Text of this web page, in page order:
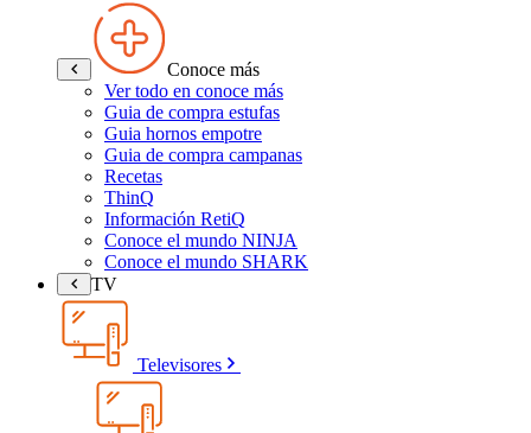
Conoce más
Ver todo en conoce más
Guia de compra estufas
Guia hornos empotre
Guia de compra campanas
Recetas
ThinQ
Información RetiQ
Conoce el mundo NINJA
Conoce el mundo SHARK
TV
Televisores